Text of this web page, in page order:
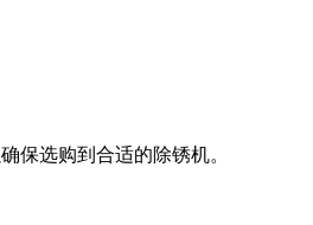
保选购到合适的除锈机。